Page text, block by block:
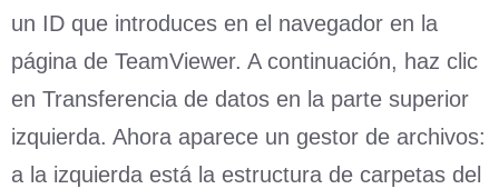
un ID que introduces en el navegador en la
página de TeamViewer. A continuación, haz clic
en Transferencia de datos en la parte superior
izquierda. Ahora aparece un gestor de archivos:
a la izquierda está la estructura de carpetas del